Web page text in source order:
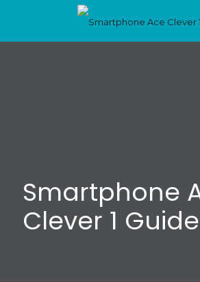
Smartphone
Clever 1 Guide